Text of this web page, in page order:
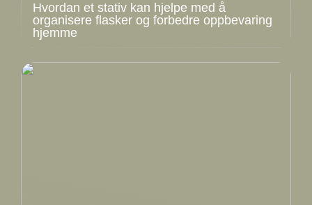
Hvordan et stativ kan hjelpe med å
organisere flasker og forbedre oppbevaring
hjemme